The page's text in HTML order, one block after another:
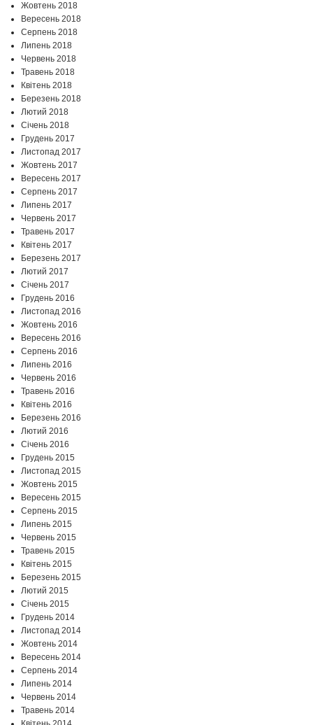
Жовтень 2018
Вересень 2018
Серпень 2018
Липень 2018
Червень 2018
Травень 2018
Квітень 2018
Березень 2018
Лютий 2018
Січень 2018
Грудень 2017
Листопад 2017
Жовтень 2017
Вересень 2017
Серпень 2017
Липень 2017
Червень 2017
Травень 2017
Квітень 2017
Березень 2017
Лютий 2017
Січень 2017
Грудень 2016
Листопад 2016
Жовтень 2016
Вересень 2016
Серпень 2016
Липень 2016
Червень 2016
Травень 2016
Квітень 2016
Березень 2016
Лютий 2016
Січень 2016
Грудень 2015
Листопад 2015
Жовтень 2015
Вересень 2015
Серпень 2015
Липень 2015
Червень 2015
Травень 2015
Квітень 2015
Березень 2015
Лютий 2015
Січень 2015
Грудень 2014
Листопад 2014
Жовтень 2014
Вересень 2014
Серпень 2014
Липень 2014
Червень 2014
Травень 2014